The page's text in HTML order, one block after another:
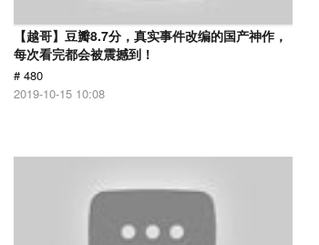
【越哥】豆瓣8.7分，真实事件改编的国产神作，
每次看完都会被震撼到！
# 480
2019-10-15 10:08